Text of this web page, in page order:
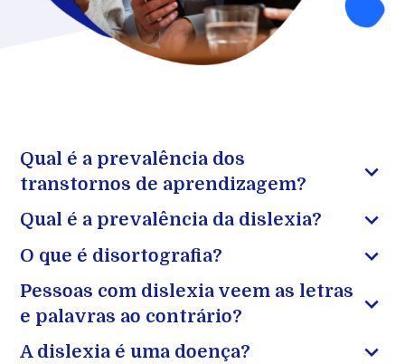
Qual é a prevalência dos
transtornos de aprendizagem?
Qual é a prevalência da dislexia?
O que é disortografia?
Pessoas com dislexia veem as letras
e palavras ao contrário?
A dislexia é uma doença?